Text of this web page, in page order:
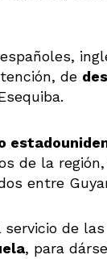
de
de la
entre
de
, para